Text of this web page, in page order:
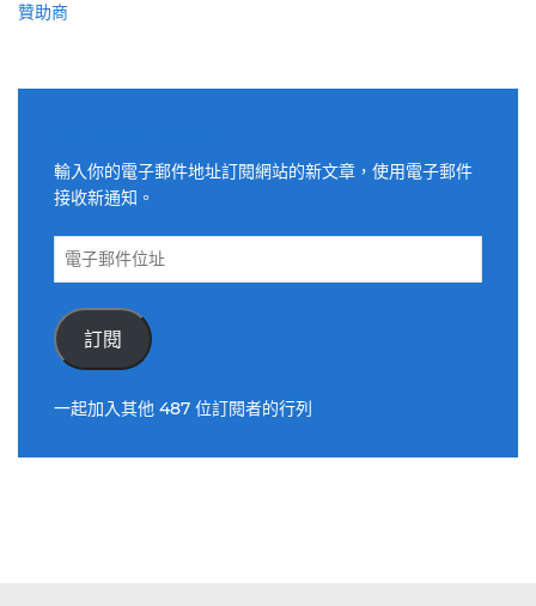
贊助商
輸入你的電子郵件地址訂閱網站的新文章，使用電子郵件
接收新通知。
電
件
位
訂閱
一起加入其他 487 位訂閱者的行列